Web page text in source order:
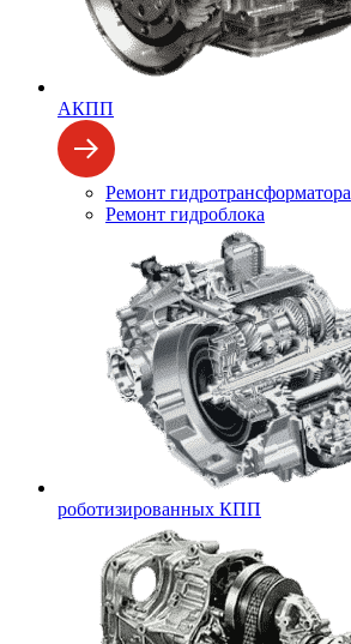
АКПП
Ремонт гидротрансформатора
Ремонт гидроблока
роботизированных КПП